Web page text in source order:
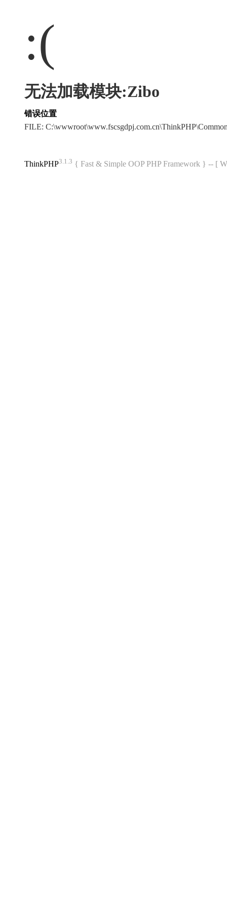
:(
无法加载模块:Zibo
错误位置
FILE:
ThinkPHP3.1.3 { Fast & Simple OOP PHP Framework } -- [